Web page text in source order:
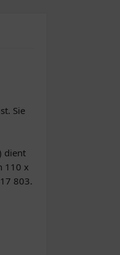
Sie
dient
110 x
803.